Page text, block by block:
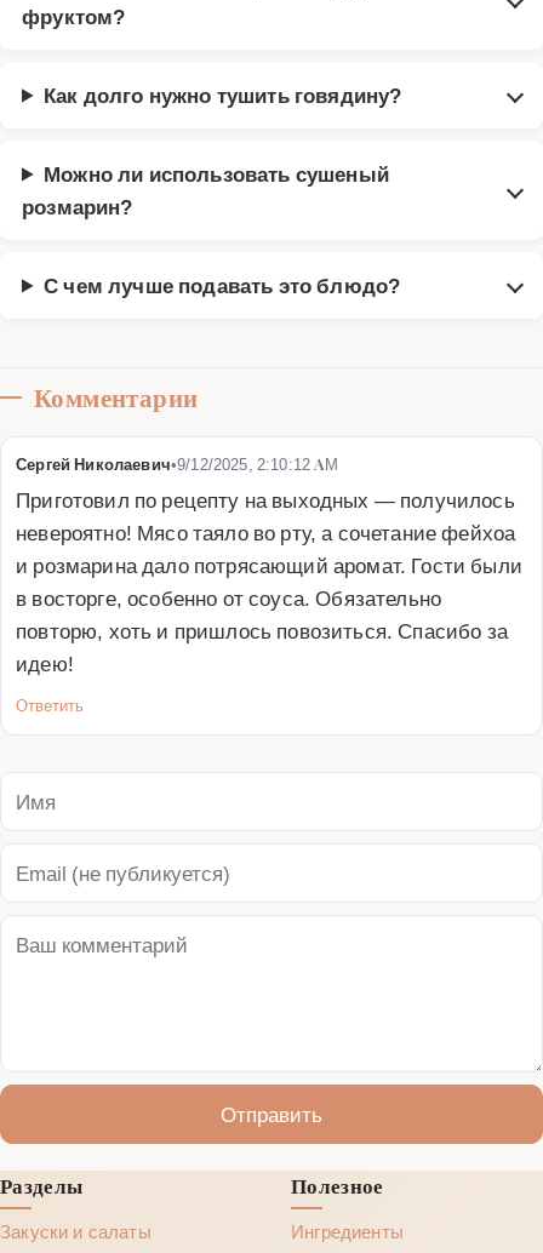
фруктом?
Как долго нужно тушить говядину?
Можно ли использовать сушеный
розмарин?
С чем лучше подавать это блюдо?
Комментарии
Сергей Николаевич•9/12/2025, 2:10:12 AM
Приготовил по рецепту на выходных — получилось
невероятно! Мясо таяло во рту, а сочетание фейхоа
и розмарина дало потрясающий аромат. Гости были
в восторге, особенно от соуса. Обязательно
повторю, хоть и пришлось повозиться. Спасибо за
идею!
Ответить
Отправить
Разделы
Закуски и салаты
Полезное
Ингредиенты